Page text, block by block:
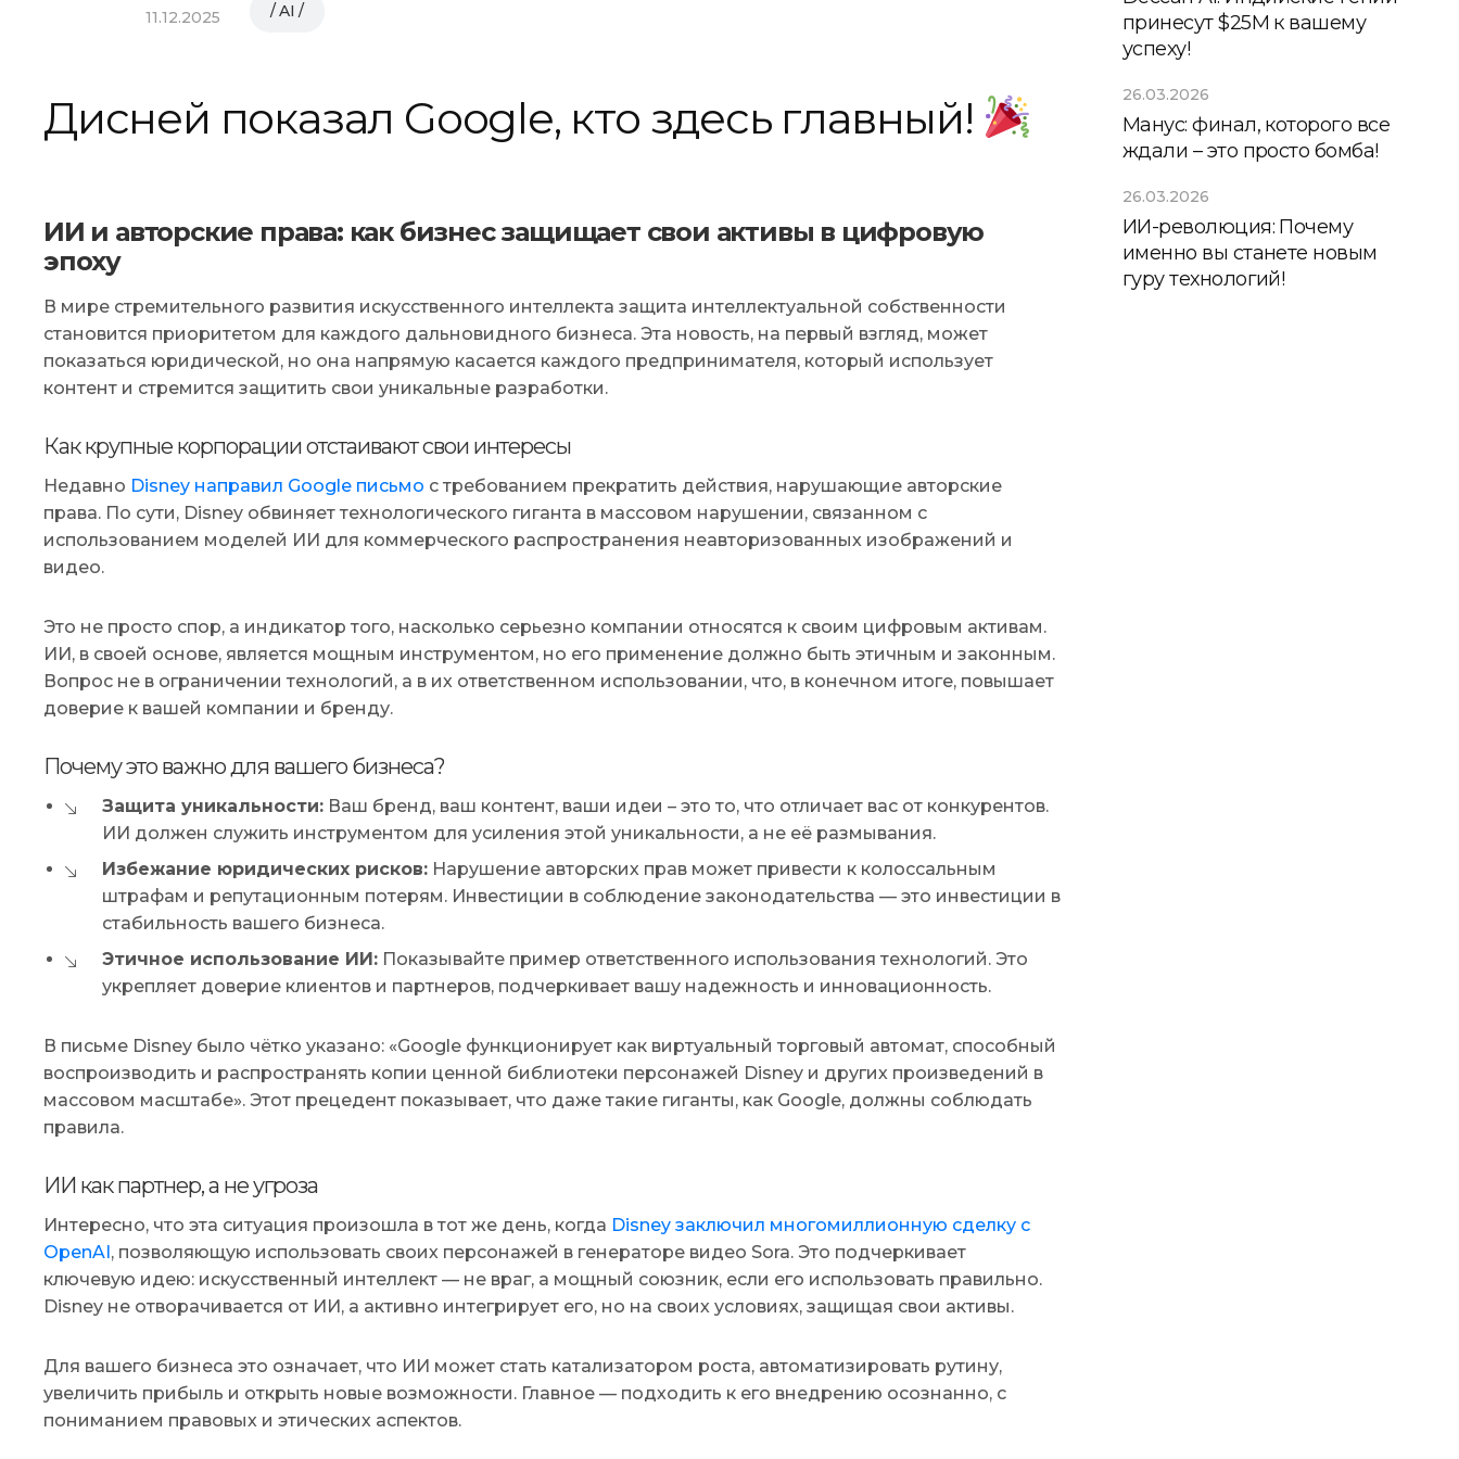
11.12.2025 AI
Дисней показал Google, кто здесь главный!
ИИ и авторские права: как бизнес защищает свои активы в цифровую
эпоху
В мире стремительного развития искусственного интеллекта защита интеллектуальной собственности
становится приоритетом для каждого дальновидного бизнеса. Эта новость, на первый взгляд, может
показаться юридической, но она напрямую касается каждого предпринимателя, который использует
контент и стремится защитить свои уникальные разработки.
Как крупные корпорации отстаивают свои интересы
Недавно Disney направил Google письмо с требованием прекратить действия, нарушающие авторские
права. По сути, Disney обвиняет технологического гиганта в массовом нарушении, связанном с
использованием моделей ИИ для коммерческого распространения неавторизованных изображений и
видео.
Это не просто спор, а индикатор того, насколько серьезно компании относятся к своим цифровым активам.
ИИ, в своей основе, является мощным инструментом, но его применение должно быть этичным и законным.
Вопрос не в ограничении технологий, а в их ответственном использовании, что, в конечном итоге, повышает
доверие к вашей компании и бренду.
Почему это важно для вашего бизнеса?
Защита уникальности: Ваш бренд, ваш контент, ваши идеи – это то, что отличает вас от конкурентов.
ИИ должен служить инструментом для усиления этой уникальности, а не её размывания.
Избежание юридических рисков: Нарушение авторских прав может привести к колоссальным
штрафам и репутационным потерям. Инвестиции в соблюдение законодательства — это инвестиции в
стабильность вашего бизнеса.
Этичное использование ИИ: Показывайте пример ответственного использования технологий. Это
укрепляет доверие клиентов и партнеров, подчеркивает вашу надежность и инновационность.
В письме Disney было чётко указано: «Google функционирует как виртуальный торговый автомат, способный
воспроизводить и распространять копии ценной библиотеки персонажей Disney и других произведений в
массовом масштабе». Этот прецедент показывает, что даже такие гиганты, как Google, должны соблюдать
правила.
ИИ как партнер, а не угроза
Интересно, что эта ситуация произошла в тот же день, когда Disney заключил многомиллионную сделку с
OpenAI, позволяющую использовать своих персонажей в генераторе видео Sora. Это подчеркивает
ключевую идею: искусственный интеллект — не враг, а мощный союзник, если его использовать правильно.
Disney не отворачивается от ИИ, а активно интегрирует его, но на своих условиях, защищая свои активы.
Для вашего бизнеса это означает, что ИИ может стать катализатором роста, автоматизировать рутину,
увеличить прибыль и открыть новые возможности. Главное — подходить к его внедрению осознанно, с
пониманием правовых и этических аспектов.
принесут $25М к вашему
успеху!
Манус: финал, которого все
ждали – это просто бомба!
26.03.2026
ИИ-революция: Почему
именно вы станете новым
гуру технологий!
26.03.2026